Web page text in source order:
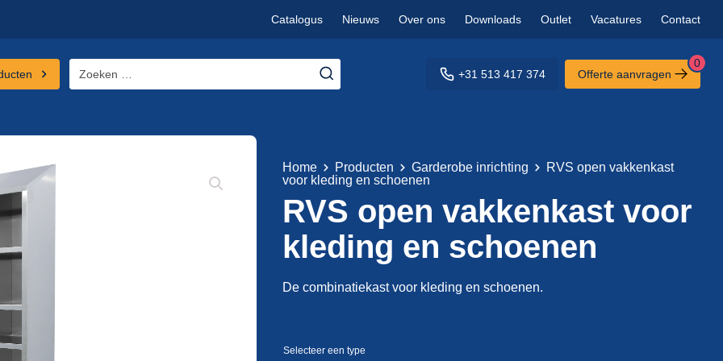
Catalogus Nieuws Over ons Downloads Outlet Vacatures Contact
naar:
+31 513 417 374 Offerte aanvragen
0
Home Producten Garderobe inrichting
RVS open vakkenkast
voor kleding en schoenen
RVS open vakkenkast voor
kleding en schoenen
De combinatiekast voor kleding en schoenen.